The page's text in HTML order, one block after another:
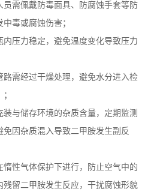
需佩戴防毒面具、防腐蚀手套等防
毒或腐蚀伤害；
压力稳定，避免温度变化导致压力
路需经过干燥处理，避免水分进入检
与储存环境的杂质含量，定期监测
因杂质混入导致二甲胺发生副反
性气体保护下进行，防止空气中的
留二甲胺发生反应，干扰腐蚀形貌